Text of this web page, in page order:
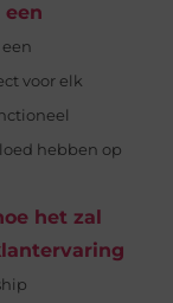
voor elk
hebben op
het zal